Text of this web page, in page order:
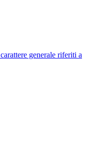
generale riferiti a